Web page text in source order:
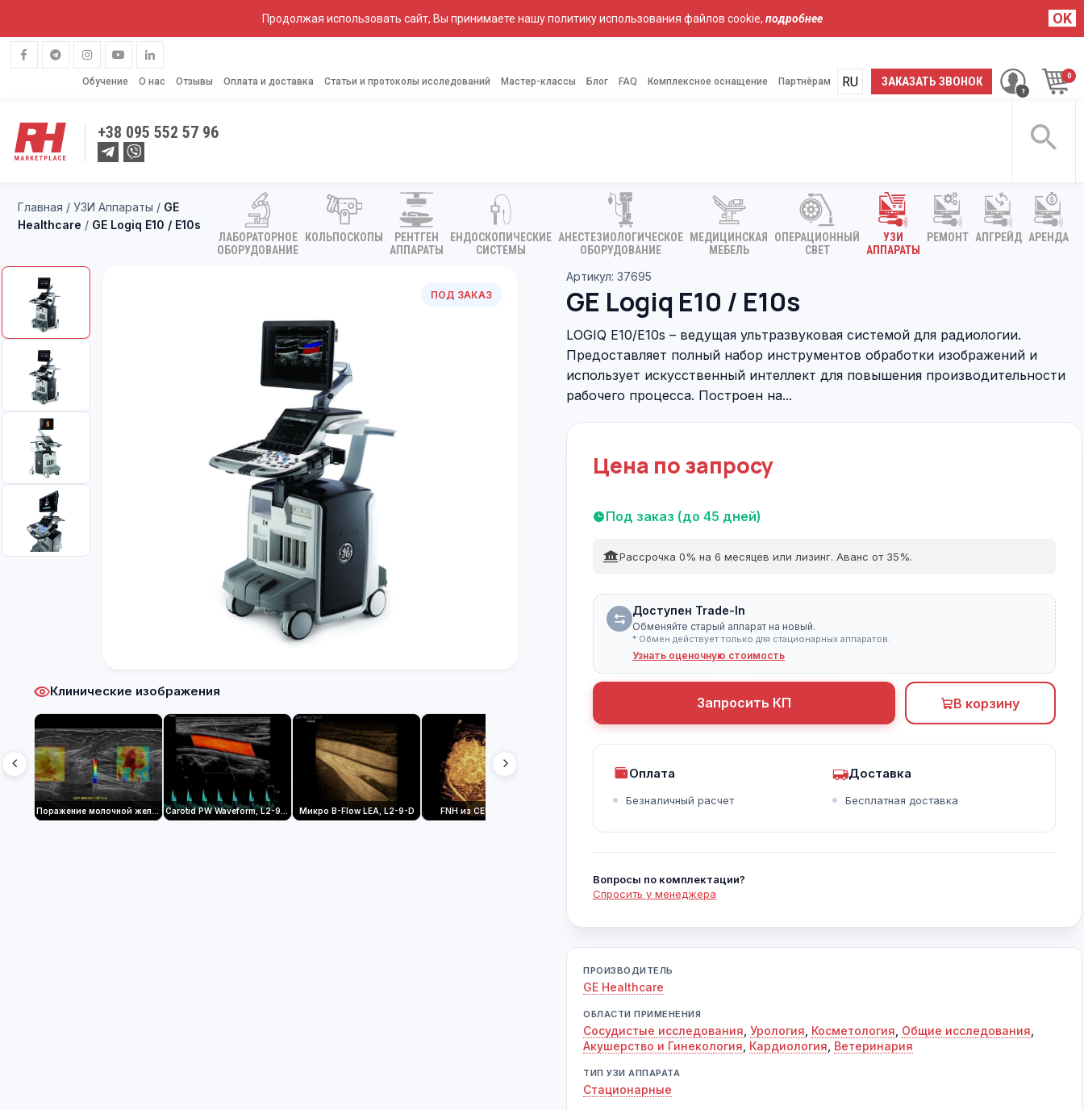
Продолжая использовать сайт, Вы принимаете нашу политику использования файлов cookie, подробнее OK
Обучение О нас Отзывы Оплата и доставка Статьи и протоколы исследований Мастер-классы Блог FAQ Комплексное оснащение Партнёрам ЗАКАЗАТЬ ЗВОНОК
RU
UA
+38 095 552 57 96
ЛАБОРАТОРНОЕ
ОБОРУДОВАНИЕ
КОЛЬПОСКОПЫ
РЕНТГЕН
АППАРАТЫ
ЕНДОСКОПИЧЕСКИЕ
СИСТЕМЫ
АНЕСТЕЗИОЛОГИЧЕСКОЕ
ОБОРУДОВАНИЕ
МЕДИЦИНСКАЯ
МЕБЕЛЬ
ОПЕРАЦИОННЫЙ
СВЕТ
УЗИ
АППАРАТЫ
РЕМОНТ АПГРЕЙД АРЕНДА
Главная / УЗИ Аппараты / GE
Healthcare / GE Logiq E10 / E10s
ПОД ЗАКАЗ
Клинические изображения
Микро B-Flow LEA, L2-9-D FNH из CEUS, C1-6-D
Артикул: 37695
GE Logiq E10 / E10s
LOGIQ E10/Е10s – ведущая ультразвуковая системой для радиологии.
Предоставляет полный набор инструментов обработки изображений и
использует искусственный интеллект для повышения производительности
рабочего процесса. Построен на...
Цена по запросу
Под заказ (до 45 дней)
Рассрочка 0% на 6 месяцев или лизинг. Аванс от 35%.
Доступен Trade-In
Обменяйте старый аппарат на новый.
* Обмен действует только для стационарных аппаратов.
Узнать оценочную стоимость
Запросить КП В корзину
Оплата
Безналичный расчет
Доставка
Бесплатная доставка
Вопросы по комплектации?
Спросить у менеджера
ПРОИЗВОДИТЕЛЬ
GE Healthcare
ОБЛАСТИ ПРИМЕНЕНИЯ
Сосудистые исследования Урология Косметология Общие исследования
Акушерство и Гинекология Кардиология Ветеринария
ТИП УЗИ АППАРАТА
Стационарные